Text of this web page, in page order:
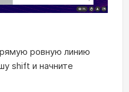
ровную линию
shift и начните